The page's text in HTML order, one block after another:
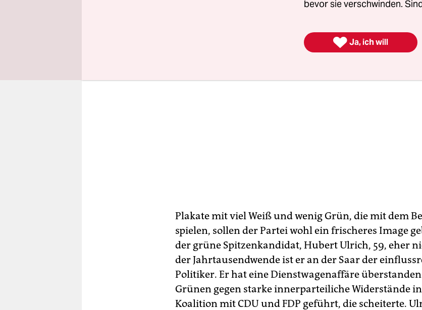
unten: „Für die Zukunft, Grün Wählen“.
Plakate mit viel Weiß und wenig Grün, die mit dem
spielen, sollen der Partei wohl ein frischeres Image
der grüne Spitzenkandidat, Hubert Ulrich, 59, eher
der Jahrtausendwende ist er an der Saar der
Politiker. Er hat eine Dienstwagenaffäre
Grünen gegen starke innerparteiliche Widerstände
Koalition mit CDU und FDP geführt, die scheiterte.
bevor sie verschwinden.
 Ja, ich will